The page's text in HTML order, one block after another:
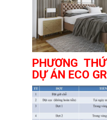
PHƯƠNG
DỰ ÁN ECO